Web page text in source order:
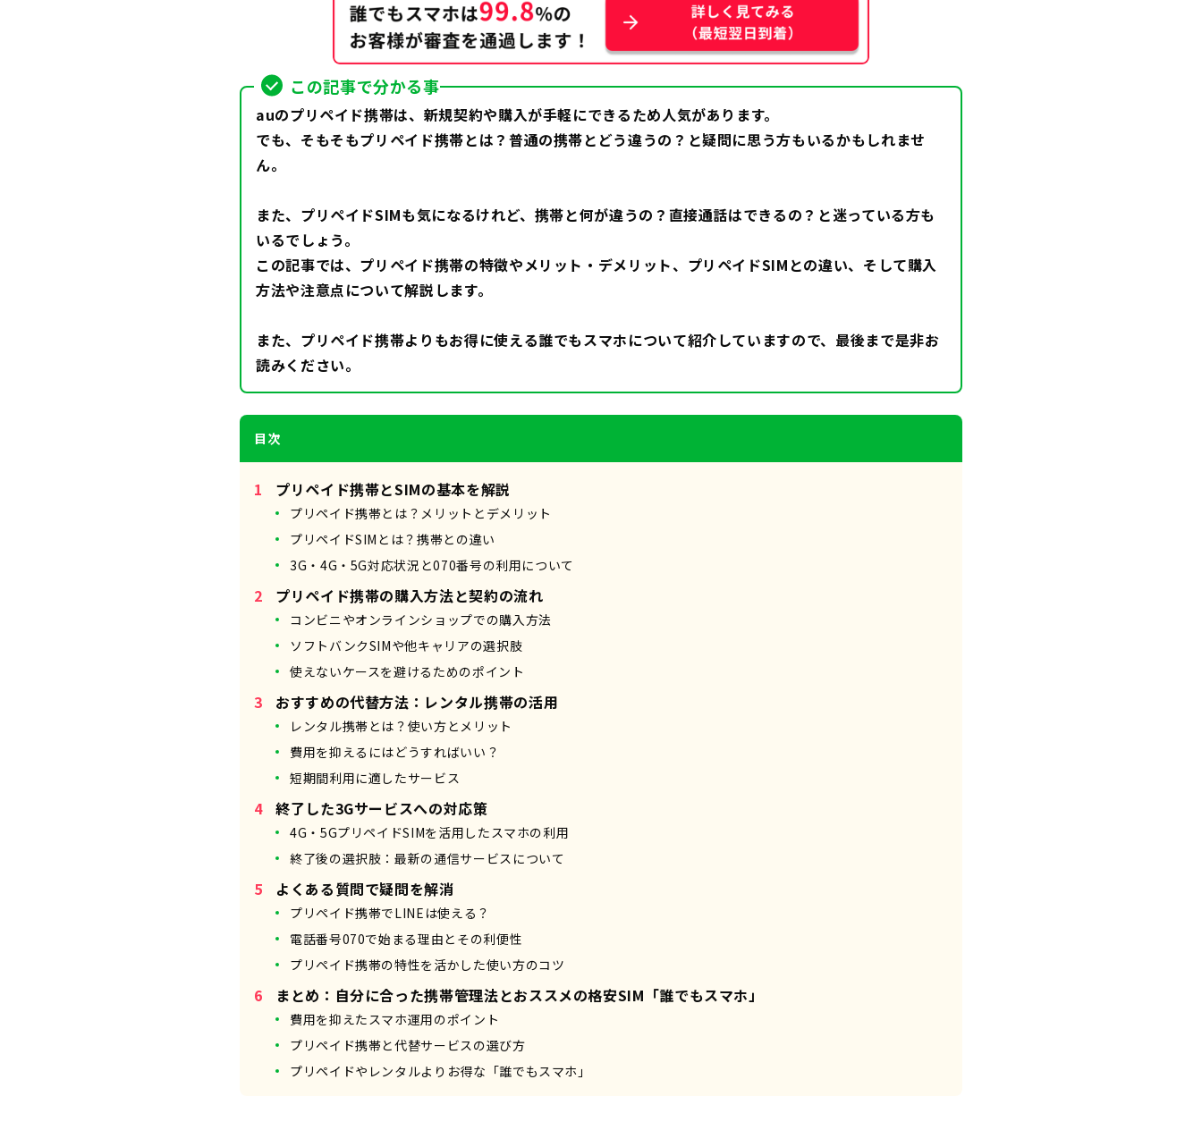
この記事で分かる事
auのプリペイド携帯は、新規契約や購入が手軽にできるため人気があります。
でも、そもそもプリペイド携帯とは？普通の携帯とどう違うの？と疑問に思う方もいるかもしれませ
ん。
また、プリペイドSIMも気になるけれど、携帯と何が違うの？直接通話はできるの？と迷っている方も
いるでしょう。
この記事では、プリペイド携帯の特徴やメリット・デメリット、プリペイドSIMとの違い、そして購入
方法や注意点について解説します。
また、プリペイド携帯よりもお得に使える誰でもスマホについて紹介していますので、最後まで是非お
読みください。
目次
プリペイド携帯とSIMの基本を解説
プリペイド携帯とは？メリットとデメリット
プリペイドSIMとは？携帯との違い
3G・4G・5G対応状況と070番号の利用について
プリペイド携帯の購入方法と契約の流れ
コンビニやオンラインショップでの購入方法
ソフトバンクSIMや他キャリアの選択肢
使えないケースを避けるためのポイント
おすすめの代替方法：レンタル携帯の活用
レンタル携帯とは？使い方とメリット
費用を抑えるにはどうすればいい？
短期間利用に適したサービス
終了した3Gサービスへの対応策
4G・5GプリペイドSIMを活用したスマホの利用
終了後の選択肢：最新の通信サービスについて
よくある質問で疑問を解消
プリペイド携帯でLINEは使える？
電話番号070で始まる理由とその利便性
プリペイド携帯の特性を活かした使い方のコツ
まとめ：自分に合った携帯管理法とおススメの格安SIM「誰でもスマホ」
費用を抑えたスマホ運用のポイント
プリペイド携帯と代替サービスの選び方
プリペイドやレンタルよりお得な「誰でもスマホ」